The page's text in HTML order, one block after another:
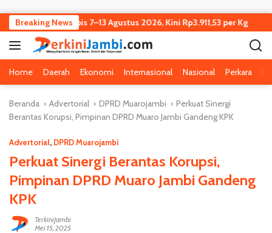
Breaking News
Jambi Turun Tipis 7–13 Agustus 2026, Kini Rp3.911,53 per Kg
Home Daerah Ekonomi Internasional Nasional Perkara
Beranda Advertorial DPRD Muarojambi
Perkuat Sinergi
Berantas Korupsi, Pimpinan DPRD Muaro Jambi Gandeng KPK
Advertorial, DPRD Muarojambi
Perkuat Sinergi Berantas Korupsi,
Pimpinan DPRD Muaro Jambi Gandeng
KPK
TerkiniJambi
Mei 15, 2025